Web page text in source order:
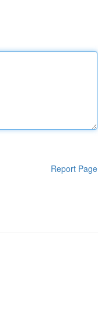
Report Page